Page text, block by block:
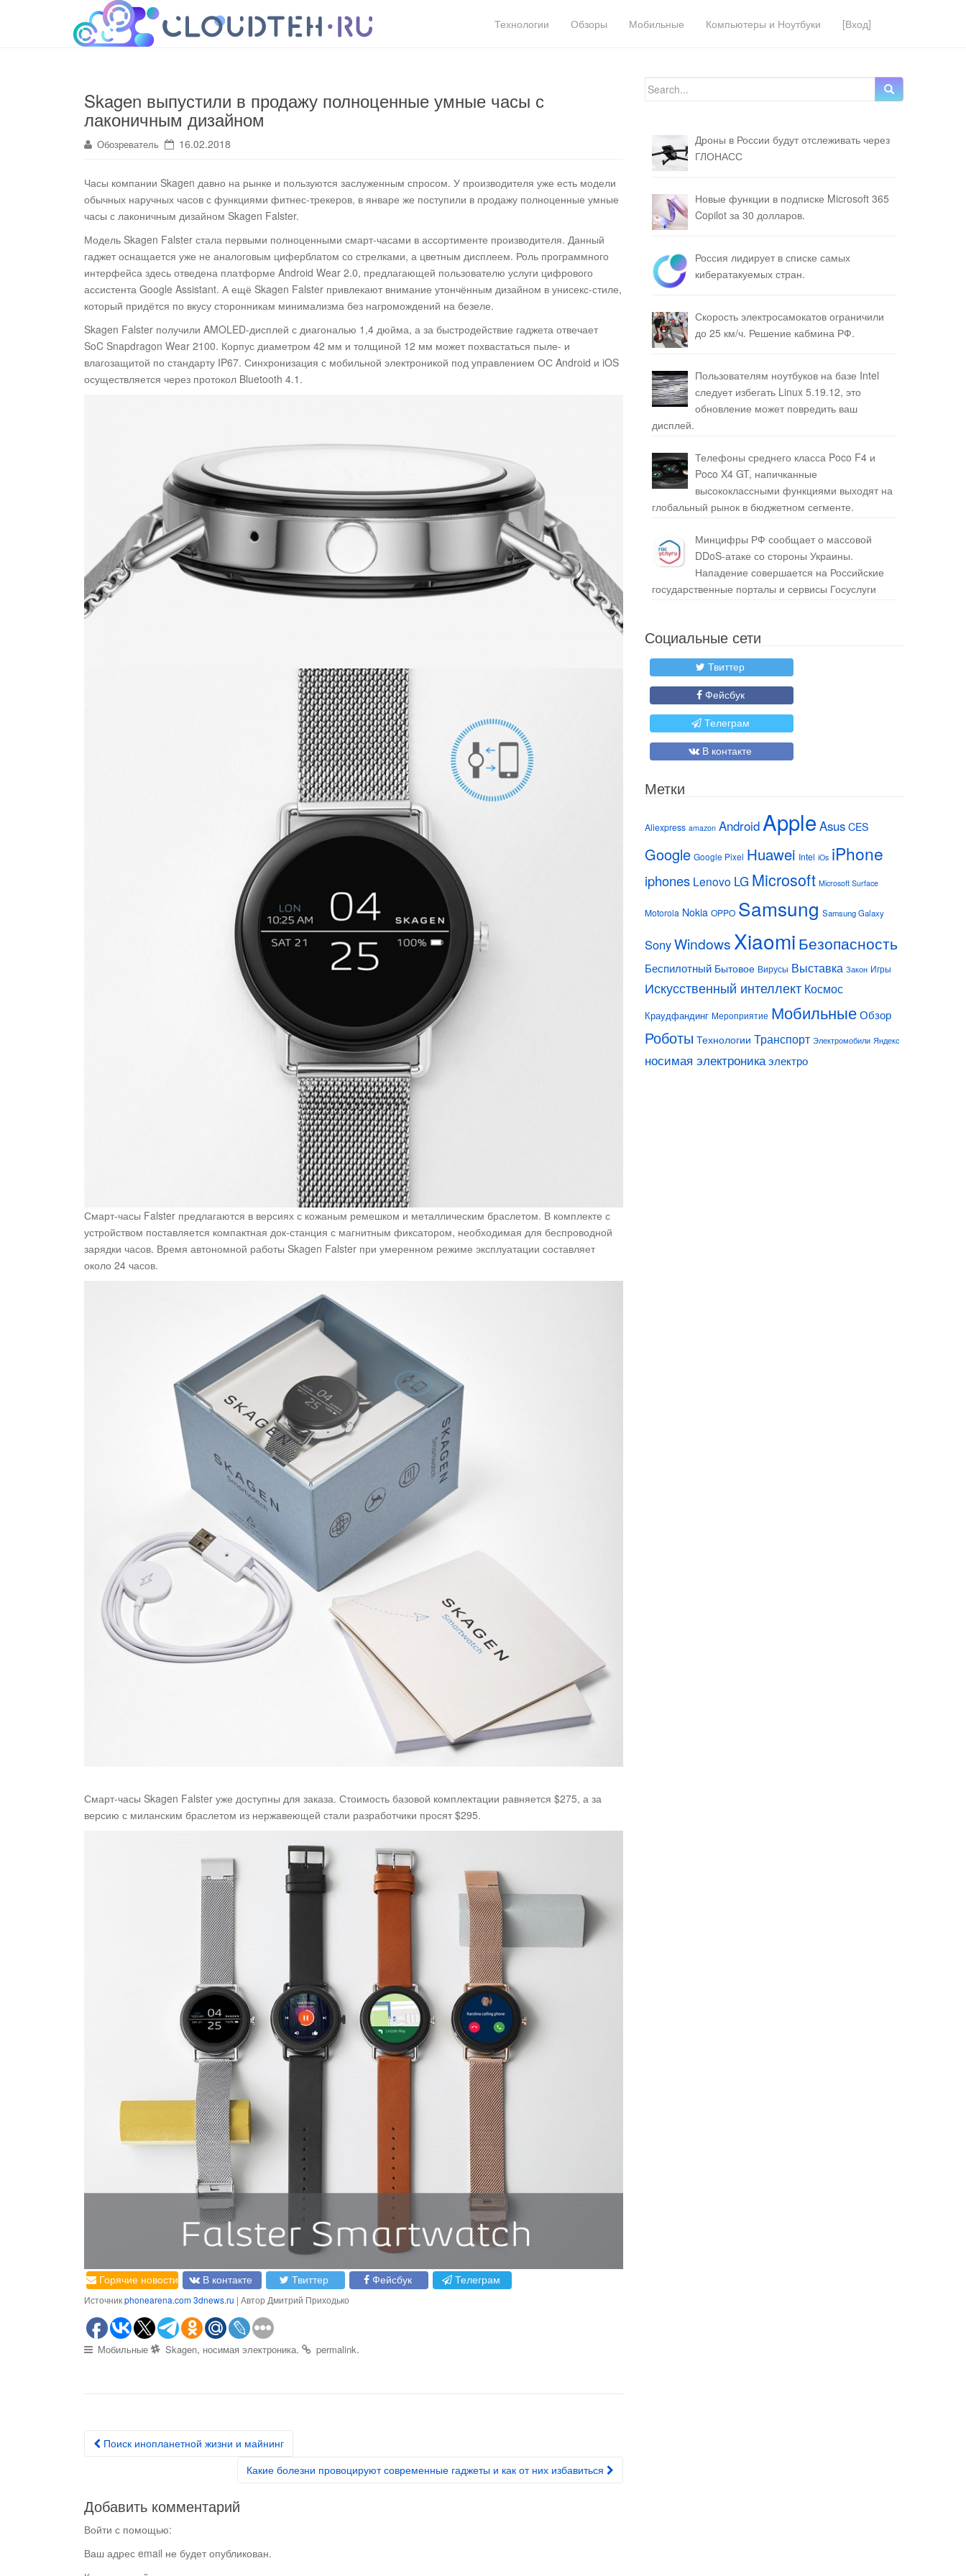
Облако технологий
cloudteh.ru
Технологии
Обзоры Мобильные Компьютеры и Ноутбуки [Вход]
Skagen выпустили в продажу полноценные умные часы с
лаконичным дизайном
Обозреватель 16.02.2018
Часы компании Skagen давно на рынке и пользуются заслуженным спросом. У производителя уже есть модели
обычных наручных часов с функциями фитнес-трекеров, в январе же поступили в продажу полноценные умные
часы с лаконичным дизайном Skagen Falster.
Модель Skagen Falster стала первыми полноценными смарт-часами в ассортименте производителя. Данный
гаджет оснащается уже не аналоговым циферблатом со стрелками, а цветным дисплеем. Роль программного
интерфейса здесь отведена платформе Android Wear 2.0, предлагающей пользователю услуги цифрового
ассистента Google Assistant. А ещё Skagen Falster привлекают внимание утончённым дизайном в унисекс-стиле,
который придётся по вкусу сторонникам минимализма без нагромождений на безеле.
Skagen Falster получили AMOLED-дисплей с диагональю 1,4 дюйма, а за быстродействие гаджета отвечает
SoC Snapdragon Wear 2100. Корпус диаметром 42 мм и толщиной 12 мм может похвастаться пыле- и
влагозащитой по стандарту IP67. Синхронизация с мобильной электроникой под управлением ОС Android и iOS
осуществляется через протокол Bluetooth 4.1.
Смарт-часы Falster предлагаются в версиях с кожаным ремешком и металлическим браслетом. В комплекте с
устройством поставляется компактная док-станция с магнитным фиксатором, необходимая для беспроводной
зарядки часов. Время автономной работы Skagen Falster при умеренном режиме эксплуатации составляет
около 24 часов.
Смарт-часы Skagen Falster уже доступны для заказа. Стоимость базовой комплектации равняется $275, а за
версию с миланским браслетом из нержавеющей стали разработчики просят $295.
Горячие новости В контакте Твиттер Фейсбук Телеграм
Источникphonearena.com 3dnews.ru | Автор Дмитрий Приходько
Мобильные Skagen, носимая электроника. permalink.
Post navigation
Поиск инопланетной жизни и майнинг
Какие болезни провоцируют современные гаджеты и как от них избавиться
Добавить комментарий
Войти с помощью:
Ваш адрес email не будет опубликован.
Search for:
Дроны в России будут отслеживать через
ГЛОНАСС
Новые функции в подписке Microsoft 365
Copilot за 30 долларов.
Россия лидирует в списке самых
кибератакуемых стран.
Скорость электросамокатов ограничили
до 25 км/ч. Решение кабмина РФ.
Пользователям ноутбуков на базе Intel
следует избегать Linux 5.19.12, это
обновление может повредить ваш
дисплей.
Телефоны среднего класса Poco F4 и
Poco X4 GT, напичканные
высококлассными функциями выходят на
глобальный рынок в бюджетном сегменте.
Минцифры РФ сообщает о массовой
DDoS-атаке со стороны Украины.
Нападение совершается на Российские
государственные порталы и сервисы Госуслуги
Социальные сети
Твиттер
Фейсбук
Телеграм
В контакте
Метки
Aliexpress amazon Android Apple Asus CES
Google Google Pixel Huawei Intel iOs iPhone
iphones Lenovo LG Microsoft Microsoft Surface
Motorola Nokia OPPO Samsung Samsung Galaxy
SonyWindowsXiaomi Безопасность
Беспилотный Бытовое Вирусы Выставка Закон Игры
Искусственный интеллект Космос
Краудфандинг Мероприятие МобильныеОбзор
Роботы Технологии Транспорт Электромобили Яндекс
носимая электроникаэлектро